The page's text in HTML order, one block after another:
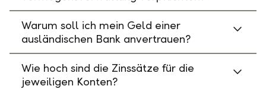
Warum soll ich mein Geld einer
ausländischen Bank anvertrauen?
Wie hoch sind die Zinssätze für die
jeweiligen Konten?